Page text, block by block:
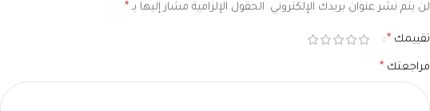
لن يتم نشر عنوان بريدك الإلكتروني. الحقول الإلزامية مشار إليها بـ *
تقييمك *
مراجعتك *